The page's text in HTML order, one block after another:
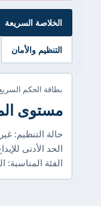
الخلاصة السريعة
التنظيم والأمان
بطاقة الحكم
مستوى
حالة التنظيم:
الحد الأدنى
الفئة المناسبة: